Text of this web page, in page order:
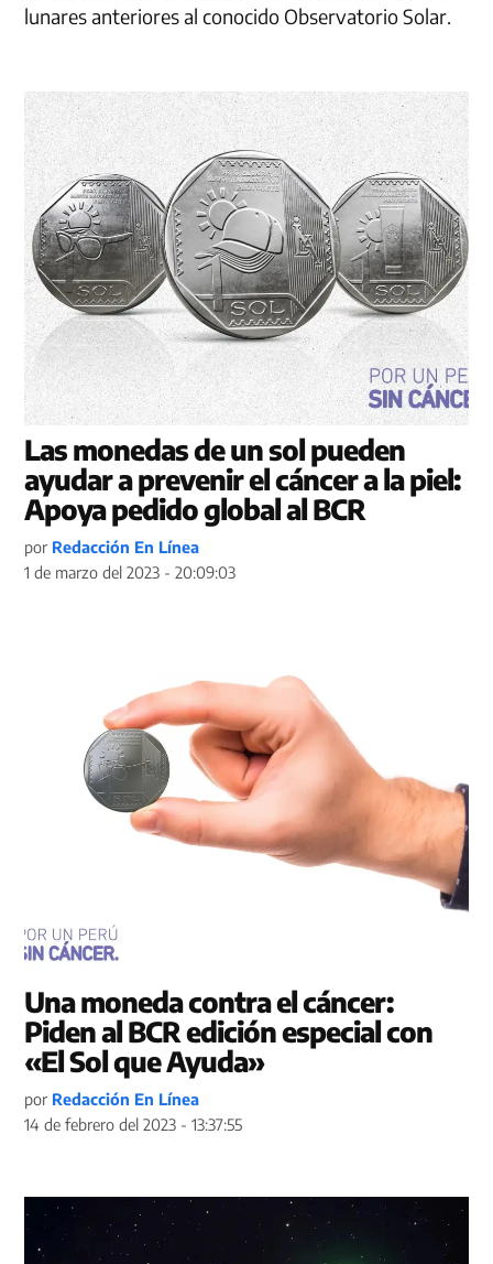
lunares anteriores al conocido Observatorio Solar.
Las monedas de un sol pueden
ayudar a prevenir el cáncer a la piel:
Apoya pedido global al BCR
por Redacción En Línea
1 de marzo del 2023 - 20:09:03
Una moneda contra el cáncer:
Piden al BCR edición especial con
«El Sol que Ayuda»
por Redacción En Línea
14 de febrero del 2023 - 13:37:55